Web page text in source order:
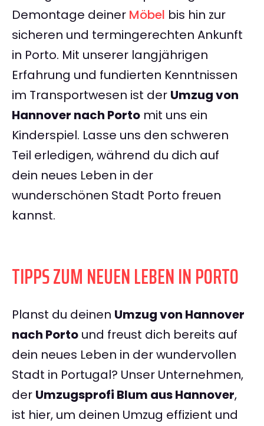
Demontage deiner Möbel bis hin zur
sicheren und termingerechten Ankunft
in Porto. Mit unserer langjährigen
Erfahrung und fundierten Kenntnissen
im Transportwesen ist der Umzug von
Hannover nach Porto mit uns ein
Kinderspiel. Lasse uns den schweren
Teil erledigen, während du dich auf
dein neues Leben in der
wunderschönen Stadt Porto freuen
kannst.
TIPPS ZUM NEUEN LEBEN IN PORTO
Planst du deinen Umzug von Hannover
nach Porto und freust dich bereits auf
dein neues Leben in der wundervollen
Stadt in Portugal? Unser Unternehmen,
der Umzugsprofi Blum aus Hannover,
ist hier, um deinen Umzug effizient und